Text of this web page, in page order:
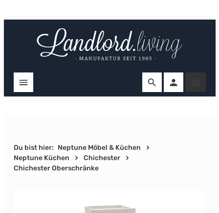
Du bist hier: Neptune Möbel & Küchen
Neptune Küchen
Chichester
Chichester Oberschränke